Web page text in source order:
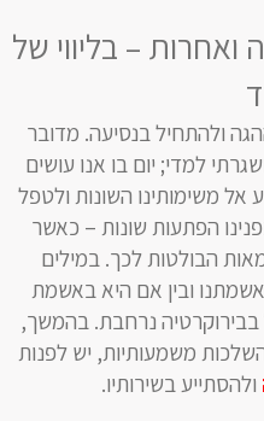
– בליווי של
ולהתחיל בנסיעה. מדובר
למדי; יום בו אנו עושים
משימותינו השונות ולטפל
הפתעות שונות – כאשר
הבולטות לכך. במילים
ובין אם היא באשמת
בבירוקרטיה נרחבת. בהמשך,
משמעותיות, יש לפנות
ולהסתייע בשירותיו.